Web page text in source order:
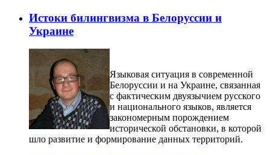
Истоки билингвизма в Белоруссии и
Украине
Языковая ситуация в современной
Белоруссии и на Украине, связанная
с фактическим двуязычием русского
и национального языков, является
закономерным порождением
исторической обстановки, в которой
шло развитие и формирование данных территорий.